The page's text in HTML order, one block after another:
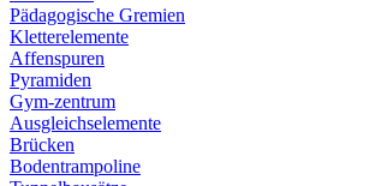
Pädagogische Gremien
Kletterelemente
Affenspuren
Pyramiden
Gym-zentrum
Ausgleichselemente
Brücken
Bodentrampoline